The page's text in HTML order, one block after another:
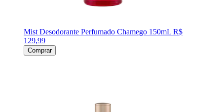
Mist Desodorante Perfumado Chamego 150mL R$
129,99
Comprar